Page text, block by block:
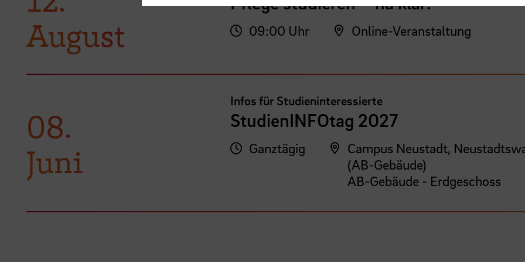
August
09:00 Uhr Online-Veranstaltung
08.
Juni
Infos für Studieninteressierte
StudienINFOtag 2027
Ganztägig
Campus Neustadt,
(AB-Gebäude)
AB-Gebäude - Erdgeschoss